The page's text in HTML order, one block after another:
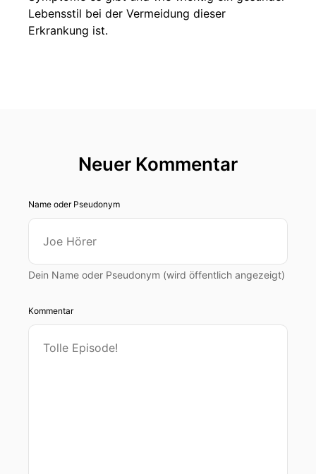
Lebensstil bei der Vermeidung dieser
Erkrankung ist.
Neuer Kommentar
Name oder Pseudonym
Dein Name oder Pseudonym (wird öffentlich angezeigt)
Kommentar